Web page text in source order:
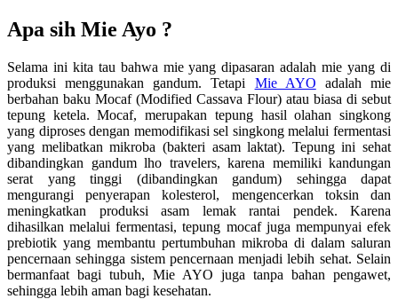
Apa sih Mie Ayo ?
Selama ini kita tau bahwa mie yang dipasaran adalah mie yang di
produksi menggunakan gandum. Tetapi Mie AYO adalah mie
berbahan baku Mocaf (Modified Cassava Flour) atau biasa di sebut
tepung ketela. Mocaf, merupakan tepung hasil olahan singkong
yang diproses dengan memodifikasi sel singkong melalui fermentasi
yang melibatkan mikroba (bakteri asam laktat). Tepung ini sehat
dibandingkan gandum lho travelers, karena memiliki kandungan
serat yang tinggi (dibandingkan gandum) sehingga dapat
mengurangi penyerapan kolesterol, mengencerkan toksin dan
meningkatkan produksi asam lemak rantai pendek. Karena
dihasilkan melalui fermentasi, tepung mocaf juga mempunyai efek
prebiotik yang membantu pertumbuhan mikroba di dalam saluran
pencernaan sehingga sistem pencernaan menjadi lebih sehat. Selain
bermanfaat bagi tubuh, Mie AYO juga tanpa bahan pengawet,
sehingga lebih aman bagi kesehatan.